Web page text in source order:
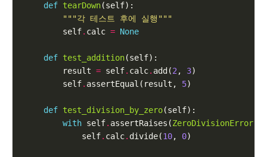
def tearDown
"""각 테스트 후에 실행"""
        self
. calc = None
def test_addition
        result
= self. calc. add(2 , 3
        self
. assertEqual(result, 5
def test_division_by_zero
with self. assertRaises(ZeroDivisionError
            self
. calc. divide(10, 0